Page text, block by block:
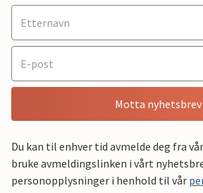
Motta nyhetsbrev
Du kan til enhver tid avmelde deg fra
bruke avmeldingslinken i vårt
personopplysninger i henhold til vår